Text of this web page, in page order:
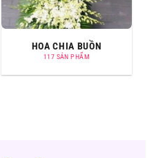
HOA CHIA BUỒN
117 SẢN PHẨM